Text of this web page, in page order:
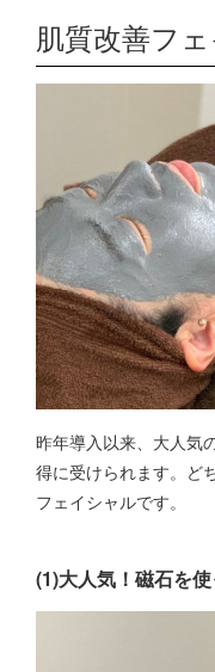
肌質改善フ
昨年導入以来、大人気
得に受けられます。ど
フェイシャルです。
(1)大人気！磁石を